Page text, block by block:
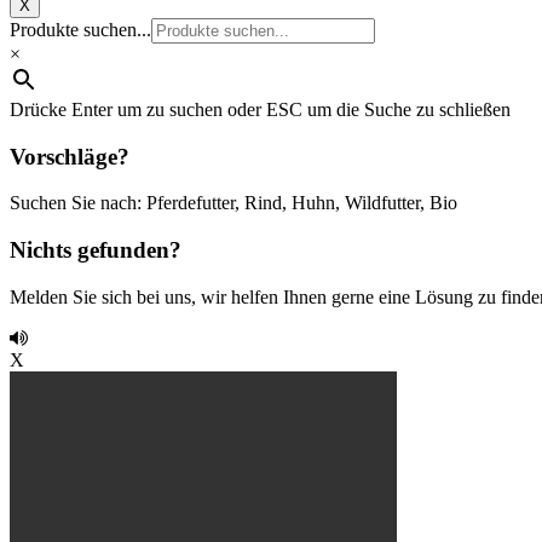
X
Produkte suchen...
×
Drücke Enter um zu suchen oder ESC um die Suche zu schließen
Vorschläge?
Suchen Sie nach: Pferdefutter, Rind, Huhn, Wildfutter, Bio
Nichts gefunden?
Melden Sie sich bei uns, wir helfen Ihnen gerne eine Lösung zu
X